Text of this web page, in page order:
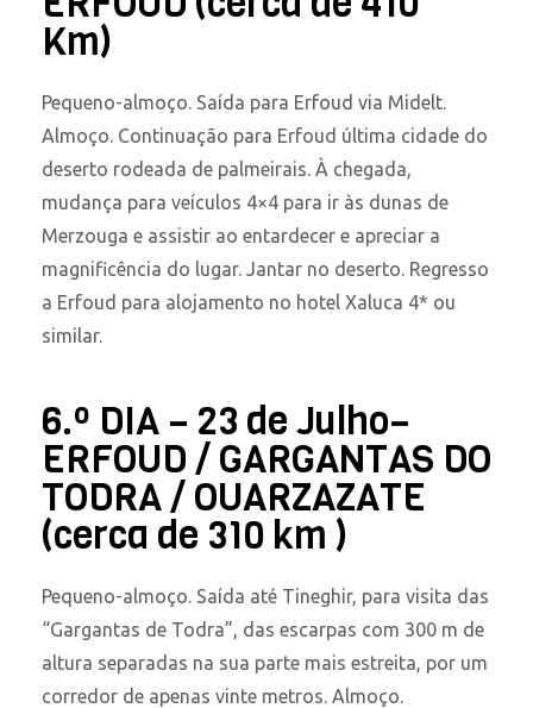
Km)
Pequeno-almoço. Saída para Erfoud via Midelt.
Almoço. Continuação para Erfoud última cidade do
deserto rodeada de palmeirais. À chegada,
mudança para veículos 4×4 para ir às dunas de
Merzouga e assistir ao entardecer e apreciar a
magnificência do lugar. Jantar no deserto. Regresso
a Erfoud para alojamento no hotel Xaluca 4* ou
similar.
6.º DIA – 23 de Julho–
ERFOUD / GARGANTAS DO
TODRA / OUARZAZATE
(cerca de 310 km )
Pequeno-almoço. Saída até Tineghir, para visita das
“Gargantas de Todra”, das escarpas com 300 m de
altura separadas na sua parte mais estreita, por um
corredor de apenas vinte metros. Almoço.